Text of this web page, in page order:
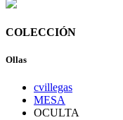
COLECCIÓN
Ollas
cvillegas
MESA
OCULTA